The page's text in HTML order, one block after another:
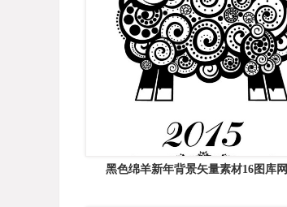
黑色绵羊新年背景矢量素材16图库网